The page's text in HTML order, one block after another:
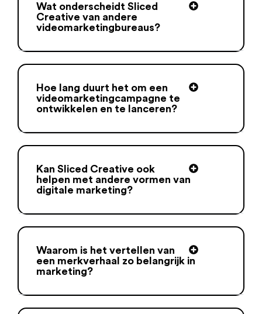
Wat onderscheidt Sliced
Creative van andere
videomarketingbureaus?
Hoe lang duurt het om een
videomarketingcampagne te
ontwikkelen en te lanceren?
Kan Sliced Creative ook
helpen met andere vormen van
digitale marketing?
Waarom is het vertellen van
een merkverhaal zo belangrijk in
marketing?